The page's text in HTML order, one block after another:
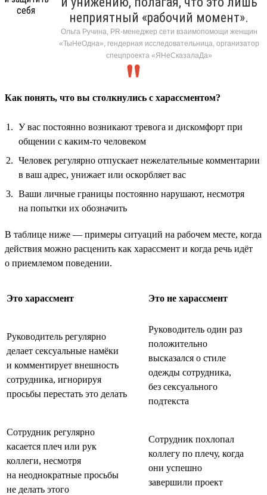
неприятный «рабочий момент».
Ольга Ручина, PR-менеджер сети взаимопомощи женщин
«ТыНеОдна», гендерная исследовательница, организатор
спецпроекта «ЯНеСказалаДа»
Как понять, что вы столкнулись с харассментом?
У вас постоянно возникают тревога и дискомфорт при
общении с каким-то человеком
Человек регулярно отпускает нежелательные комментарии
в ваш адрес, унижает или оскорбляет вас
Ваши личные границы постоянно нарушают, несмотря
на попытки их обозначить
В таблице ниже — примеры ситуаций на рабочем месте, когда
действия можно расценить как харассмент и когда речь идёт
о приемлемом поведении.
Это харассмент Это не харассмент
Руководитель регулярно
делает сексуальные намёки
и комментирует внешность
сотрудника, игнорируя
просьбы перестать это делать
Руководитель один раз
положительно
высказался о стиле
одежды сотрудника,
без сексуального
подтекста
Сотрудник регулярно
касается плеч или рук
коллеги, несмотря
на неоднократные просьбы
не делать этого
Сотрудник похлопал
коллегу по плечу, когда
они успешно
завершили проект